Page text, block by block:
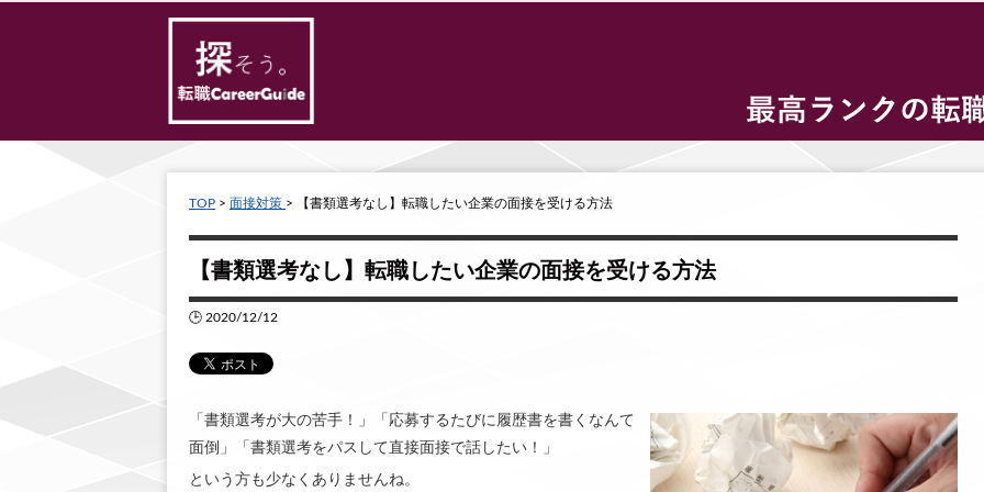
TOP > 面接対策 > 【書類選考なし】転職したい企業の面接を受ける方法
【書類選考なし】転職したい企業の面接を受ける方法
🕒 2020/12/12
「書類選考が大の苦手！」「応募するたびに履歴書を書くなんて
面倒」「書類選考をパスして直接面接で話したい！」
という方も少なくありませんね。